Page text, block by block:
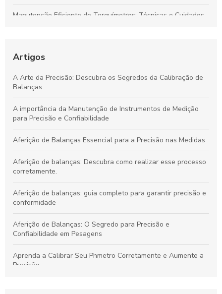
Manutenção Eficiente de Torquímetros: Técnicas e Cuidados
Resultados Precisos e Confiáveis
Calibração de Balanças: Garantindo Precisão e Eficiência para
Empresas
Calibração de Equipamentos: Garantindo Precisão e
Confiabilidade em Suas Operações
Artigos
A Arte da Precisão: Descubra os Segredos da Calibração de
Balanças
A importância da Manutenção de Instrumentos de Medição
para Precisão e Confiabilidade
Aferição de Balanças Essencial para a Precisão nas Medidas
Aferição de balanças: Descubra como realizar esse processo
corretamente.
Aferição de balanças: guia completo para garantir precisão e
conformidade
Aferição de Balanças: O Segredo para Precisão e
Confiabilidade em Pesagens
Aprenda a Calibrar Seu Phmetro Corretamente e Aumente a
Precisão